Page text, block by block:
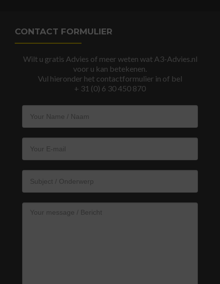
CONTACT FORMULIER
Wilt u gratis Advies of meer weten wat A3-Advies.nl
voor u kan betekenen.
Vul hieronder het contactformulier in of bel
+ 31 (0) 6 30 450 870